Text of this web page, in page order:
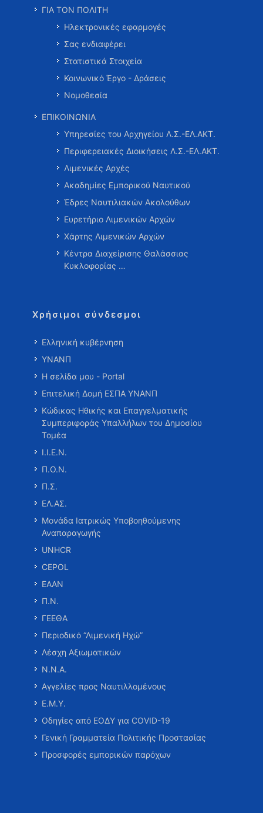
ΓΙΑ ΤΟΝ ΠΟΛΙΤΗ
Ηλεκτρονικές εφαρμογές
Σας ενδιαφέρει
Στατιστικά Στοιχεία
Κοινωνικό Έργο - Δράσεις
Νομοθεσία
ΕΠΙΚΟΙΝΩΝΙΑ
Υπηρεσίες του Αρχηγείου Λ.Σ.-ΕΛ.ΑΚΤ.
Περιφερειακές Διοικήσεις Λ.Σ.-ΕΛ.ΑΚΤ.
Λιμενικές Αρχές
Ακαδημίες Εμπορικού Ναυτικού
Έδρες Ναυτιλιακών Ακολούθων
Ευρετήριο Λιμενικών Αρχών
Χάρτης Λιμενικών Αρχών
Κέντρα Διαχείρισης Θαλάσσιας
Κυκλοφορίας …
Χρήσιμοι σύνδεσμοι
Ελληνική κυβέρνηση
ΥΝΑΝΠ
Η σελίδα μου - Portal
Επιτελική Δομή ΕΣΠΑ ΥΝΑΝΠ
Κώδικας Ηθικής και Επαγγελματικής
Συμπεριφοράς Υπαλλήλων του Δημοσίου
Τομέα
Ι.Ι.Ε.Ν.
Π.Ο.Ν.
Π.Σ.
ΕΛ.ΑΣ.
Μονάδα Ιατρικώς Υποβοηθούμενης
Αναπαραγωγής
UNHCR
CEPOL
ΕΑΑΝ
Π.Ν.
ΓΕΕΘΑ
Περιοδικό “Λιμενική Ηχώ”
Λέσχη Αξιωματικών
Ν.Ν.Α.
Αγγελίες προς Ναυτιλλομένους
Ε.Μ.Υ.
Οδηγίες από ΕΟΔΥ για COVID-19
Γενική Γραμματεία Πολιτικής Προστασίας
Προσφορές εμπορικών παρόχων